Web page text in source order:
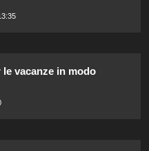
vacanze in modo